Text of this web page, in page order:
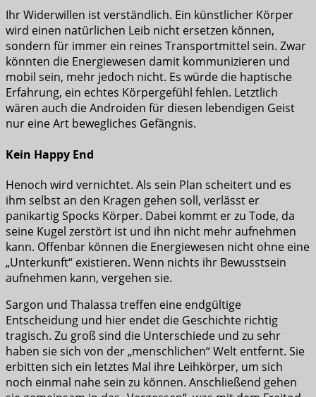
Ihr Widerwillen ist verständlich. Ein künstlicher Körper
wird einen natürlichen Leib nicht ersetzen können,
sondern für immer ein reines Transportmittel sein. Zwar
könnten die Energiewesen damit kommunizieren und
mobil sein, mehr jedoch nicht. Es würde die haptische
Erfahrung, ein echtes Körpergefühl fehlen. Letztlich
wären auch die Androiden für diesen lebendigen Geist
nur eine Art bewegliches Gefängnis.
Kein Happy End
Henoch wird vernichtet. Als sein Plan scheitert und es
ihm selbst an den Kragen gehen soll, verlässt er
panikartig Spocks Körper. Dabei kommt er zu Tode, da
seine Kugel zerstört ist und ihn nicht mehr aufnehmen
kann. Offenbar können die Energiewesen nicht ohne eine
„Unterkunft“ existieren. Wenn nichts ihr Bewusstsein
aufnehmen kann, vergehen sie.
Sargon und Thalassa treffen eine endgültige
Entscheidung und hier endet die Geschichte richtig
tragisch. Zu groß sind die Unterschiede und zu sehr
haben sie sich von der „menschlichen“ Welt entfernt. Sie
erbitten sich ein letztes Mal ihre Leihkörper, um sich
noch einmal nahe sein zu können. Anschließend gehen